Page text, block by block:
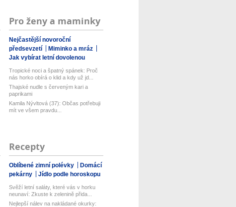
Pro ženy a maminky
Nejčastější novoroční
předsevzetí
Miminko a mráz
Jak vybírat letní dovolenou
Tropické noci a špatný spánek: Proč
nás horko obírá o klid a kdy už jd...
Thajské nudle s červeným kari a
paprikami
Kamila Nývltová (37): Občas potřebuji
mít ve všem pravdu...
Recepty
Oblíbené zimní polévky
Domácí
pekárny
Jídlo podle horoskopu
Svěží letní saláty, které vás v horku
neunaví: Zkuste k zelenině přida...
Nejlepší nálev na nakládané okurky: